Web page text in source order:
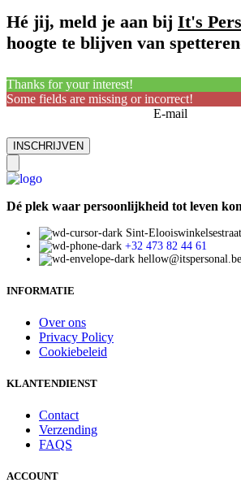
Hé jij, meld je aan bij It's
hoogte te blijven van
Thanks for your interest!
Some fields are missing or incorrect!
E-mail
Dé plek waar persoonlijkheid tot leven
Sint-
+32 473 82 44 61
hellow@itspersonal.be
INFORMATIE
Over ons
Privacy Policy
Cookiebeleid
KLANTENDIENST
Contact
Verzending
FAQS
ACCOUNT